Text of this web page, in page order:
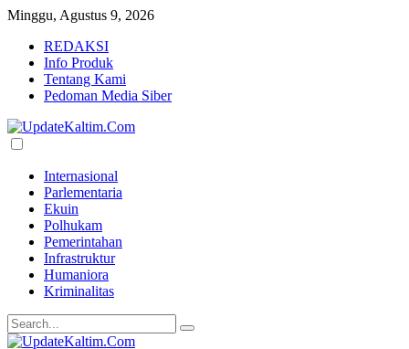
Minggu, Agustus 9, 2026
REDAKSI
Info Produk
Tentang Kami
Pedoman Media Siber
Internasional
Parlementaria
Ekuin
Polhukam
Pemerintahan
Infrastruktur
Humaniora
Kriminalitas